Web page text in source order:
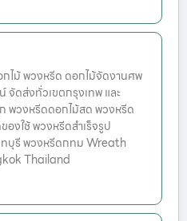
ไม้ พวงหรีด ดอกไม้จัดงานศพ
จัดส่งทั่วเขตกรุงเทพ และ
พวงหรีดดอกไม้สด พวงหรีด
งใช้ พวงหรีดสำเร็จรูป
บุรี พวงหรีดกทม Wreath
Thailand